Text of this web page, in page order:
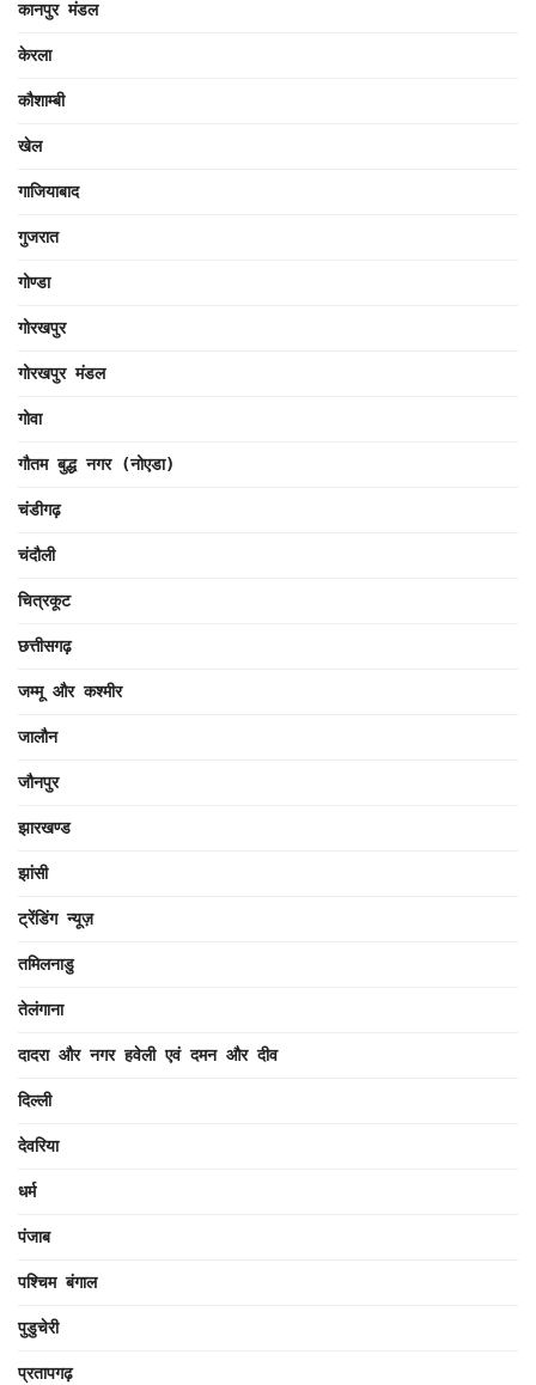
कानपुर मंडल
केरला
कौशाम्बी
खेल
गाजियाबाद
गुजरात
गोण्डा
गोरखपुर
गोरखपुर मंडल
गोवा
गौतम बुद्ध नगर (नोएडा)
चंडीगढ़
चंदौली
चित्रकूट
छत्तीसगढ़
जम्मू और कश्मीर
जालौन
जौनपुर
झारखण्ड
झांसी
ट्रेंडिंग न्यूज़
तमिलनाडु
तेलंगाना
दादरा और नगर हवेली एवं दमन और दीव
दिल्ली
देवरिया
धर्म
पंजाब
पश्चिम बंगाल
पुडुचेरी
प्रतापगढ़